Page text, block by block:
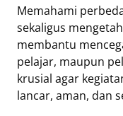
Memahami
sekaligus
membantu
pelajar, maupun
krusial agar
lancar, aman, dan